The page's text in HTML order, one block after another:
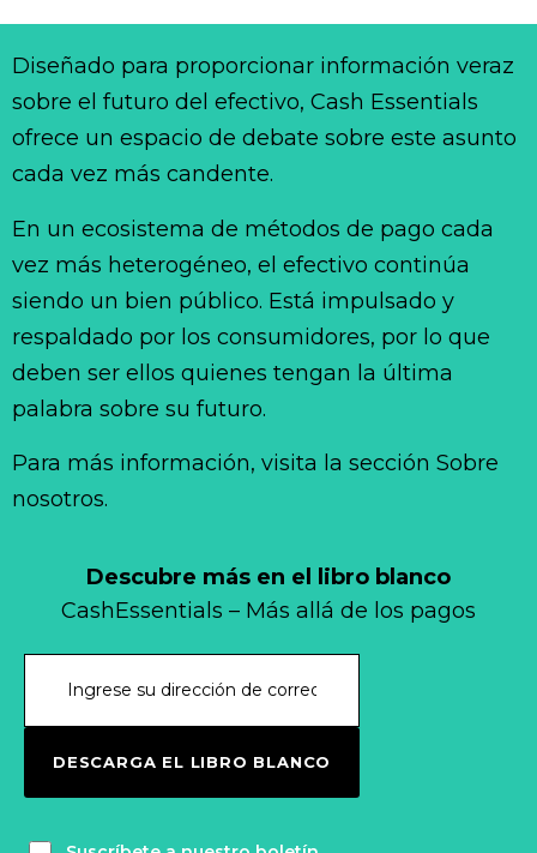
Descubre más en el libro blanco
CashEssentials – Más allá de los pagos
DESCARGA EL LIBRO BLANCO
Diseñado para proporcionar información veraz
sobre el futuro del efectivo, Cash Essentials
ofrece un espacio de debate sobre este asunto
cada vez más candente.
En un ecosistema de métodos de pago cada
vez más heterogéneo, el efectivo continúa
siendo un bien público. Está impulsado y
respaldado por los consumidores, por lo que
deben ser ellos quienes tengan la última
palabra sobre su futuro.
Para más información, visita la sección Sobre
nosotros.